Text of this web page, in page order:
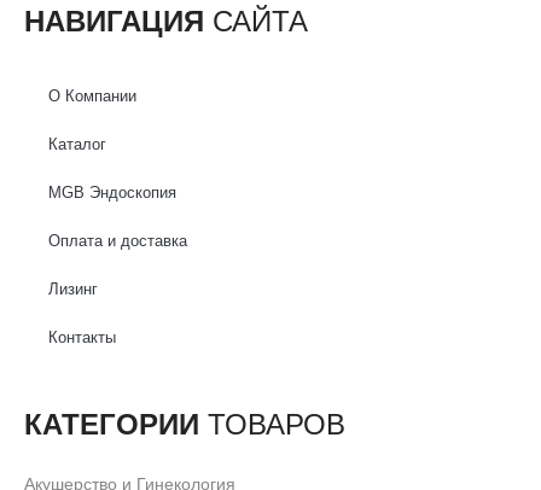
НАВИГАЦИЯ САЙТА
О Компании
Каталог
MGB Эндоскопия
Оплата и доставка
Лизинг
Контакты
КАТЕГОРИИ ТОВАРОВ
Акушерство и Гинекология